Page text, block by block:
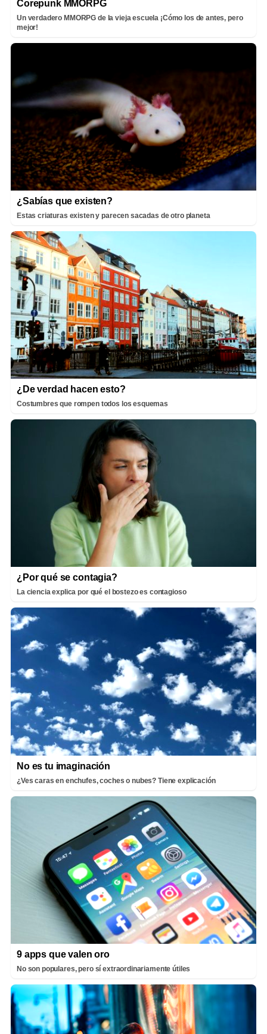
Corepunk MMORPG
Un verdadero MMORPG de la vieja escuela ¡Cómo los de antes, pero
mejor!
¿Sabías que existen?
Estas criaturas existen y parecen sacadas de otro planeta
¿De verdad hacen esto?
Costumbres que rompen todos los esquemas
¿Por qué se contagia?
La ciencia explica por qué el bostezo es contagioso
No es tu imaginación
¿Ves caras en enchufes, coches o nubes? Tiene explicación
9 apps que valen oro
No son populares, pero sí extraordinariamente útiles